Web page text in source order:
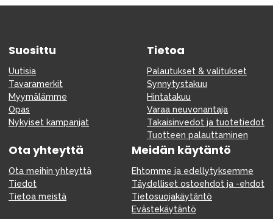
Suosittu
Uutisia
Tavaramerkit
Myymälämme
Opas
Nykyiset kampanjat
Tietoa
Palautukset & valitukset
Synnytystakuu
Hintatakuu
Varaa neuvonantaja
Takaisinvedot ja tuotetiedot
Tuotteen palauttaminen
Ota yhteyttä
Ota meihin yhteyttä
Tiedot
Tietoa meistä
Meidän käytäntö
Ehtomme ja edellytyksemme
Täydelliset ostoehdot ja -ehdot
Tietosuojakäytäntö
Evästekäytäntö